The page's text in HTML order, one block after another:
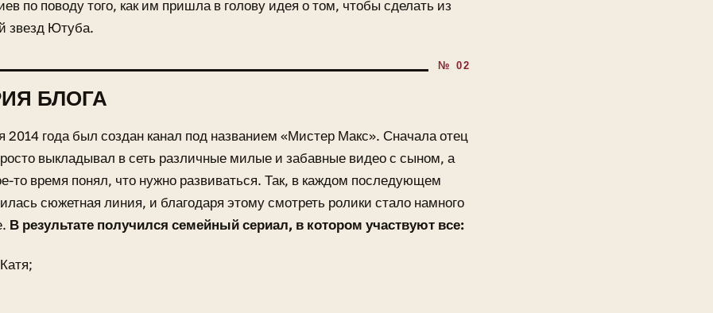
по поводу того, как им пришла в голову идея о том, чтобы сделать из
звезд Ютуба.
БЛОГА
2014 года был создан канал под названием «Мистер Макс». Сначала отец
выкладывал в сеть различные милые и забавные видео с сыном, а
то время понял, что нужно развиваться. Так, в каждом последующем
сюжетная линия, и благодаря этому смотреть ролики стало намного
В результате получился семейный сериал, в котором участвуют все: